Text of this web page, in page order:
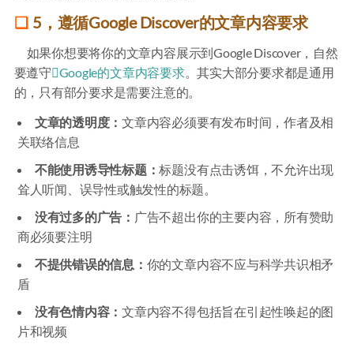
5，遵循Google Discover的文章内容要求
如果你想要将你的文章内容展示到Google Discover，自然
要遵守 Google的文章内容要求。其实大部分要求都是通用
的，只有部分要求是需要注意的。
文章的透明度：文章内容必须要有发布时间，作者及相
关联络信息
不能使用诱导性标题：标题没有点击诱饵，不允许出现
耸人听闻、误导性或触发性的标题。
没有过多的广告： 广告不超出你的主要内容，所有赞助
商必须要注明
不提供错误的信息： 你的文章内容不应与科学共识相矛
盾
没有色情内容：文章内容不得包括旨在引起性唤起的图
片和视频